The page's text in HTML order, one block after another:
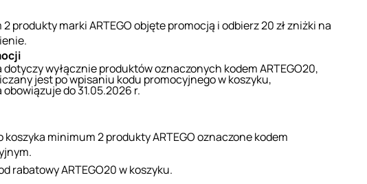
produkty marki ARTEGO objęte promocją i odbierz 20 zł zniżki na
dotyczy wyłącznie produktów oznaczonych kodem ARTEGO20,
jest po wpisaniu kodu promocyjnego w koszyku,
do 31.05.2026 r.
koszyka minimum 2 produkty ARTEGO oznaczone kodem
rabatowy ARTEGO20 w koszyku.